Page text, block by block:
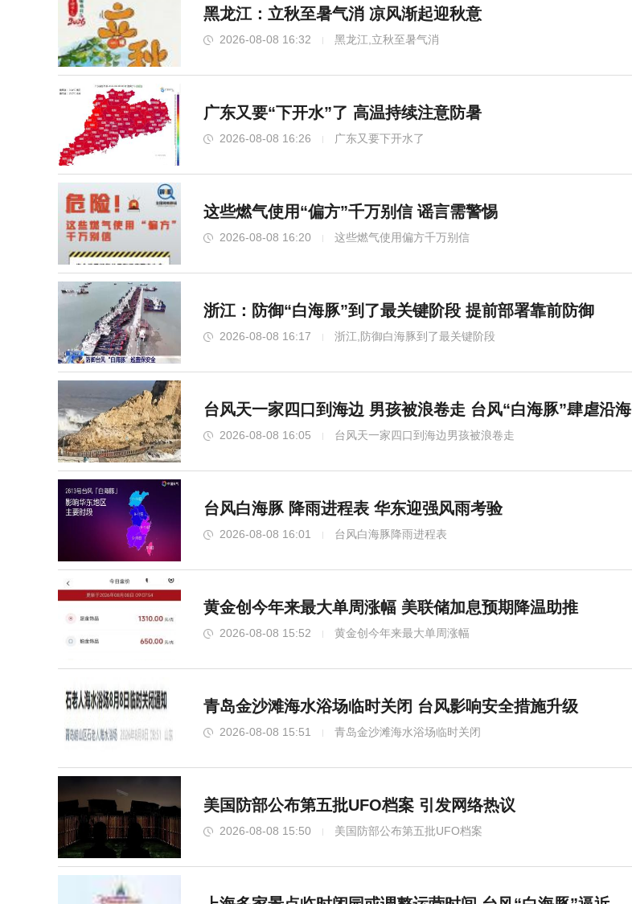
黑龙江：立秋至暑气消 凉风渐起迎秋意
2026-08-08 16:32 黑龙江,立秋至暑气消
广东又要“下开水”了 高温持续注意防暑
2026-08-08 16:26 广东又要下开水了
这些燃气使用“偏方”千万别信 谣言需警惕
2026-08-08 16:20 这些燃气使用偏方千万别信
浙江：防御“白海豚”到了最关键阶段 提前部署靠前防御
2026-08-08 16:17 浙江,防御白海豚到了最关键阶段
台风天一家四口到海边 男孩被浪卷走 台风“白海豚”肆虐沿海
2026-08-08 16:05 台风天一家四口到海边男孩被浪卷走
台风白海豚 降雨进程表 华东迎强风雨考验
2026-08-08 16:01 台风白海豚降雨进程表
黄金创今年来最大单周涨幅 美联储加息预期降温助推
2026-08-08 15:52 黄金创今年来最大单周涨幅
青岛金沙滩海水浴场临时关闭 台风影响安全措施升级
2026-08-08 15:51 青岛金沙滩海水浴场临时关闭
美国防部公布第五批UFO档案 引发网络热议
2026-08-08 15:50 美国防部公布第五批UFO档案